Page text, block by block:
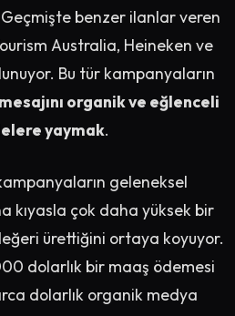
Geçmişte benzer ilanlar veren
Australia, Heineken ve
Bu tür kampanyaların
organik ve eğlenceli
yaymak.
geleneksel
kıyasla çok daha yüksek bir
ürettiğini ortaya koyuyor.
dolarlık bir maaş ödemesi
dolarlık organik medya